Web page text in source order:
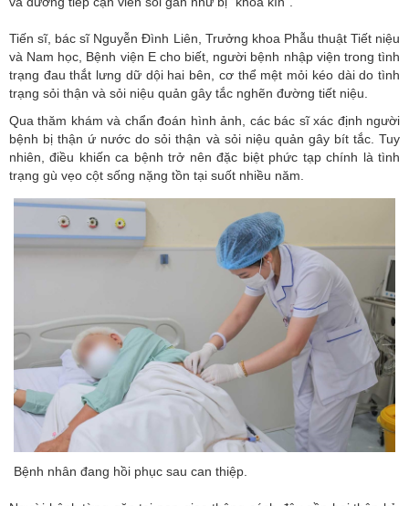
Tiến sĩ, bác sĩ Nguyễn Đình Liên, Trưởng khoa Phẫu thuật Tiết niệu
và Nam học, Bệnh viện Echo biết, người bệnh nhập viện trong tình
trạng đau thắt lưng dữ dội hai bên, cơ thể mệt mỏi kéo dài do tình
trạng sỏi thận và sỏi niệu quản gây tắc nghẽn đường tiết niệu.
Qua thăm khám và chẩn đoán hình ảnh, các bác sĩ xác định người
bệnh bị thận ứ nước do sỏi thận và sỏi niệu quản gây bít tắc. Tuy
nhiên, điều khiến ca bệnh trở nên đặc biệt phức tạp chính là tình
trạng gù vẹo cột sống nặng tồn tại suốt nhiều năm.
Bệnh nhân đang hồi phục sau can thiệp.